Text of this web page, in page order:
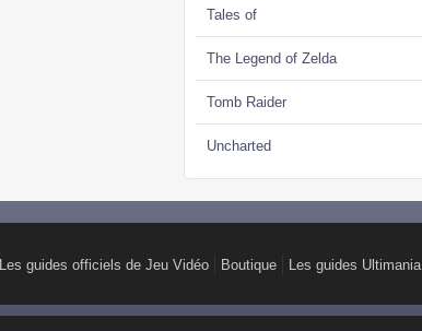
Tales of
The Legend of Zelda
Tomb Raider
Uncharted
Les guides officiels de Jeu Vidéo Boutique Les guides Ultimania